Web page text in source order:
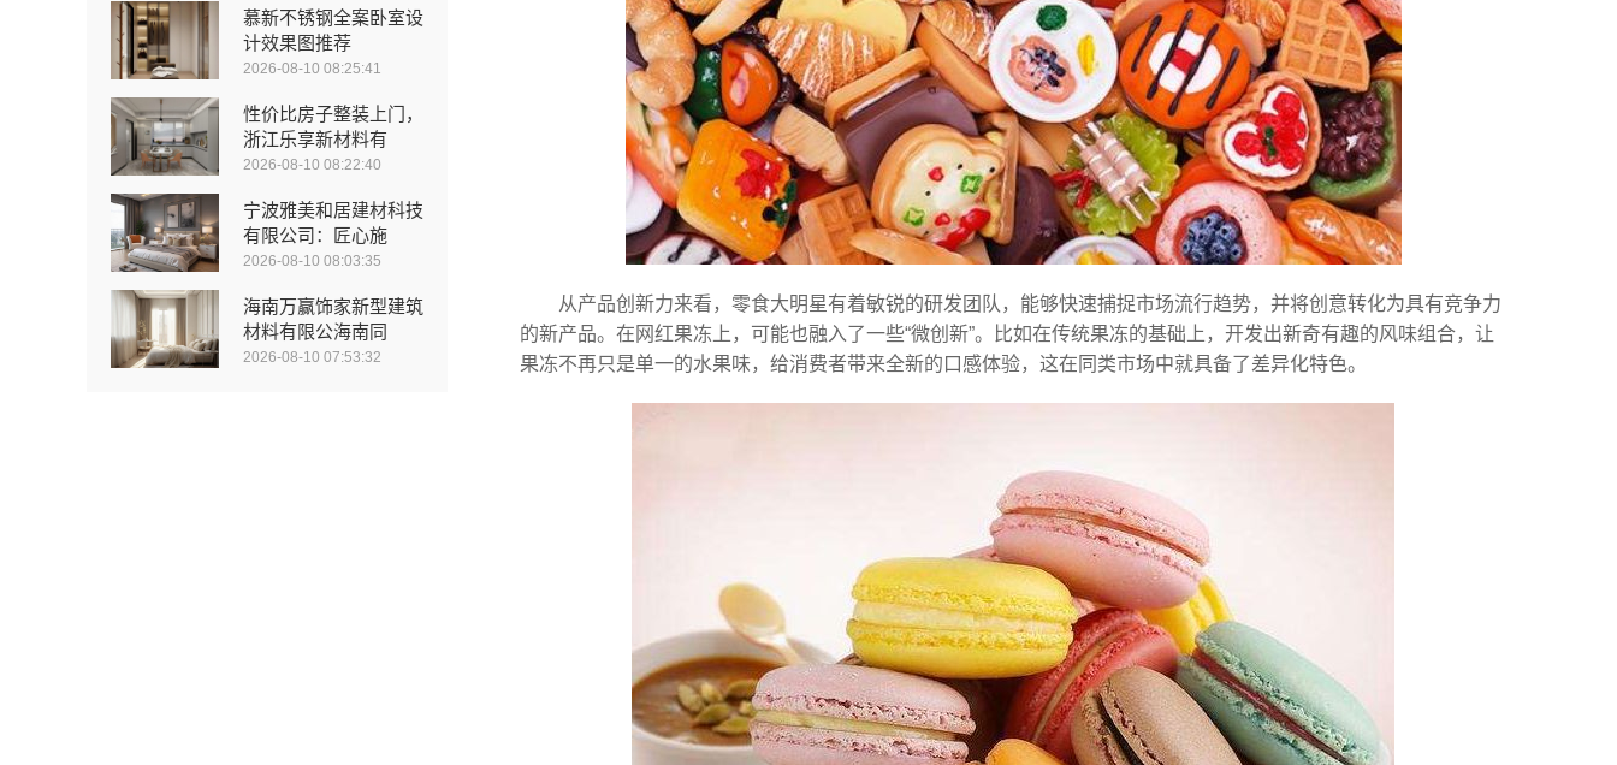
慕新不锈钢全案卧室设
计效果图推荐
2026-08-10 08:25:41
性价比房子整装上门，
浙江乐享新材料有
2026-08-10 08:22:40
宁波雅美和居建材科技
有限公司：匠心施
2026-08-10 08:03:35
海南万赢饰家新型建筑
材料有限公海南同
2026-08-10 07:53:32
从产品创新力来看，零食大明星有着敏锐的研发团队，能够快速捕捉市场流行趋势，并将创意转化为具有竞争力
的新产品。在网红果冻上，可能也融入了一些“微创新”。比如在传统果冻的基础上，开发出新奇有趣的风味组合，让
果冻不再只是单一的水果味，给消费者带来全新的口感体验，这在同类市场中就具备了差异化特色。